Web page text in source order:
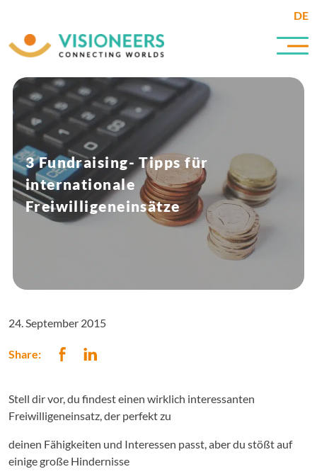
DE
3 Fundraising- Tipps für
internationale
Freiwilligeneinsätze
24. September 2015
Share:
Stell dir vor, du findest einen wirklich interessanten
Freiwilligeneinsatz, der perfekt zu
deinen Fähigkeiten und Interessen passt, aber du stößt auf
einige große Hindernisse